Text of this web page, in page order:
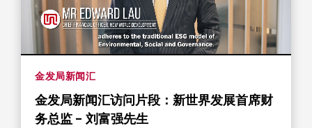
金发局新闻汇
金发局新闻汇访问片段：新世界发展首席财
务总监 - 刘富强先生